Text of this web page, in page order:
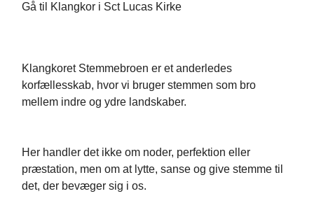
Gå til Klangkor i Sct Lucas Kirke
Klangkoret Stemmebroen er et anderledes
korfællesskab, hvor vi bruger stemmen som bro
mellem indre og ydre landskaber.
Her handler det ikke om noder, perfektion eller
præstation, men om at lytte, sanse og give stemme til
det, der bevæger sig i os.